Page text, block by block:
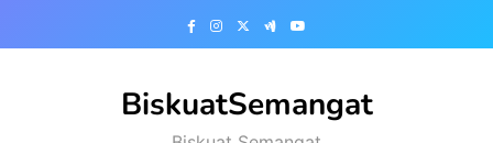
BiskuatSemangat